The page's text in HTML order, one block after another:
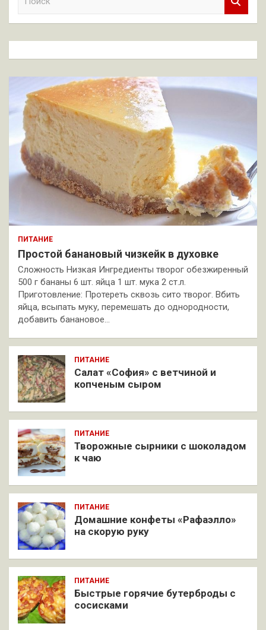
к
ПИТАНИЕ
Простой банановый чизкейк в духовке
Сложность Низкая Ингредиенты творог обезжиренный
500 г бананы 6 шт. яйца 1 шт. мука 2 ст.л.
Приготовление: Протереть сквозь сито творог. Вбить
яйца, всыпать муку, перемешать до однородности,
добавить банановое…
ПИТАНИЕ
Салат «София» с ветчиной и
копченым сыром
ПИТАНИЕ
Творожные сырники с шоколадом
к чаю
ПИТАНИЕ
Домашние конфеты «Рафаэлло»
на скорую руку
ПИТАНИЕ
Быстрые горячие бутерброды с
сосисками